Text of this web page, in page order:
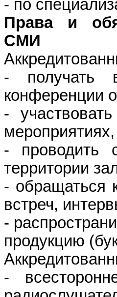
- по
Права и
СМИ
- получать
конференции
-
- проводить
территории
- обращаться
встреч,
-
продукцию
-